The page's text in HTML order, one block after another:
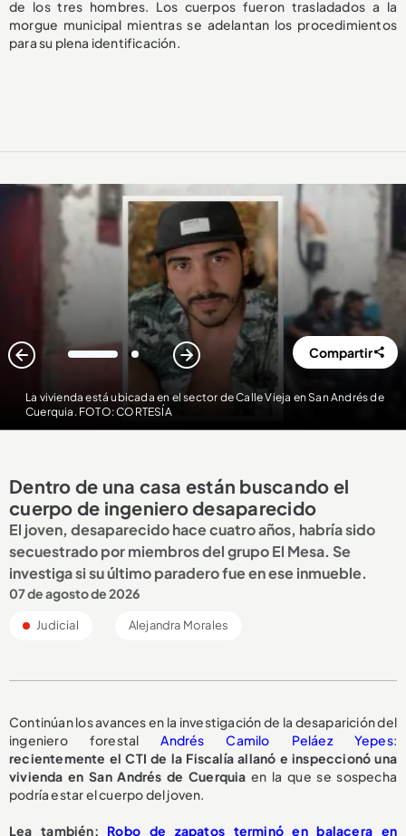
de los tres hombres. Los cuerpos fueron trasladados a la
morgue municipal mientras se adelantan los procedimientos
para su plena identificación.
La vivienda está ubicada en el sector de Calle Vieja en San Andrés de
Cuerquia. FOTO: CORTESÍA
1 2 Compartir
Dentro de una casa están buscando el
cuerpo de ingeniero desaparecido
El joven, desaparecido hace cuatro años, habría sido
secuestrado por miembros del grupo El Mesa. Se
investiga si su último paradero fue en ese inmueble.
07 de agosto de 2026
Judicial Alejandra Morales
Continúan los avances en la investigación de la desaparición del
ingeniero forestalAndrés Camilo Peláez Yepes:
recientemente el CTI de la Fiscalía allanó e inspeccionó una
vivienda en San Andrés de Cuerquia en la que se sospecha
podría estar el cuerpo del joven.
Lea también: Robo de zapatos terminó en balacera en